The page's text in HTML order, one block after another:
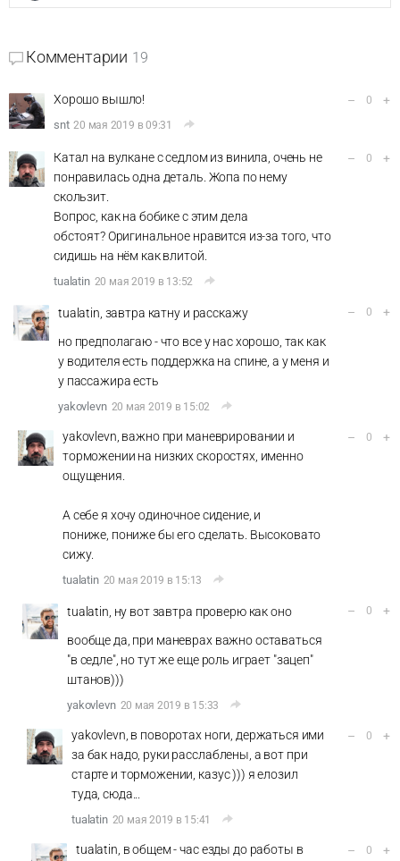
Комментарии 19
Хорошо вышло!
snt 20 мая 2019 в 09:31
– 0 +
Катал на вулкане с седлом из винила, очень не
понравилась одна деталь. Жопа по нему
скользит.
Вопрос, как на бобике с этим дела
обстоят? Оригинальное нравится из-за того, что
сидишь на нём как влитой.
tualatin 20 мая 2019 в 13:52
– 0 +
tualatin, завтра катну и расскажу
но предполагаю - что все у нас хорошо, так как
у водителя есть поддержка на спине, а у меня и
у пассажира есть
yakovlevn 20 мая 2019 в 15:02
– 0 +
yakovlevn, важно при маневрировании и
торможении на низких скоростях, именно
ощущения.
А себе я хочу одиночное сидение, и
пониже, пониже бы его сделать. Высоковато
сижу.
tualatin 20 мая 2019 в 15:13
– 0 +
tualatin, ну вот завтра проверю как оно
вообще да, при маневрах важно оставаться
"в седле", но тут же еще роль играет "зацеп"
штанов)))
yakovlevn 20 мая 2019 в 15:33
– 0 +
yakovlevn, в поворотах ноги, держаться ими
за бак надо, руки расслаблены, а вот при
старте и торможении, казус ))) я елозил
туда, сюда...
tualatin 20 мая 2019 в 15:41
– 0 +
tualatin, в общем - час езды до работы в
– 0 +